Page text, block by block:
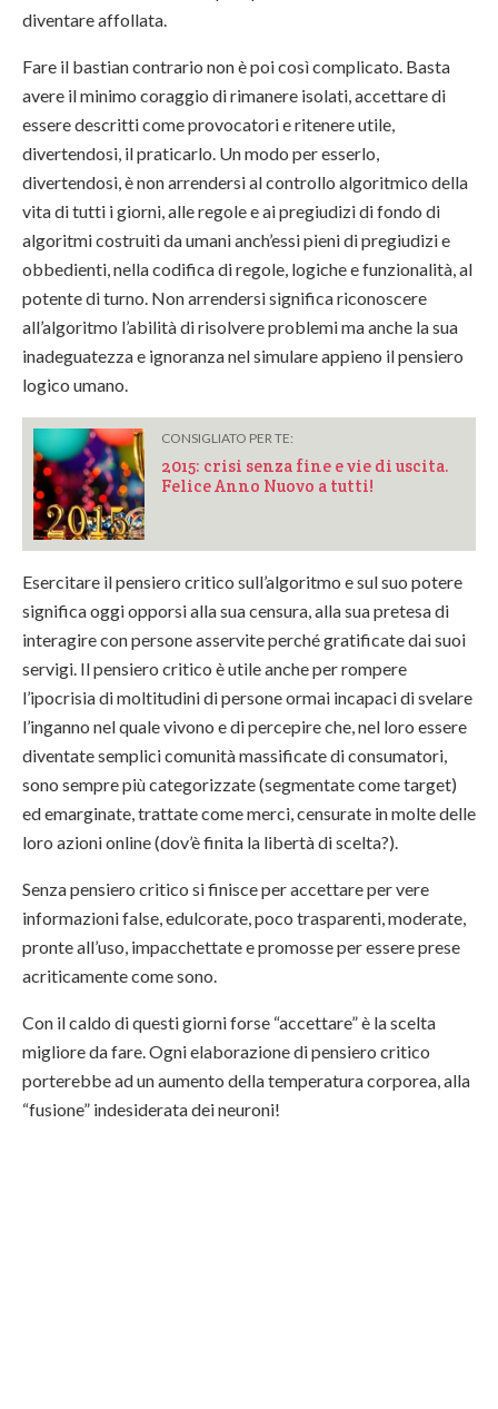
diventare affollata.
Fare il bastian contrario non è poi così complicato. Basta
avere il minimo coraggio di rimanere isolati, accettare di
essere descritti come provocatori e ritenere utile,
divertendosi, il praticarlo. Un modo per esserlo,
divertendosi, è non arrendersi al controllo algoritmico della
vita di tutti i giorni, alle regole e ai pregiudizi di fondo di
algoritmi costruiti da umani anch’essi pieni di pregiudizi e
obbedienti, nella codifica di regole, logiche e funzionalità, al
potente di turno. Non arrendersi significa riconoscere
all’algoritmo l’abilità di risolvere problemi ma anche la sua
inadeguatezza e ignoranza nel simulare appieno il pensiero
logico umano.
CONSIGLIATO PER TE:
2015: crisi senza fine e vie di uscita.
Felice Anno Nuovo a tutti!
Esercitare il pensiero critico sull’algoritmo e sul suo potere
significa oggi opporsi alla sua censura, alla sua pretesa di
interagire con persone asservite perché gratificate dai suoi
servigi. Il pensiero critico è utile anche per rompere
l’ipocrisia di moltitudini di persone ormai incapaci di svelare
l’inganno nel quale vivono e di percepire che, nel loro essere
diventate semplici comunità massificate di consumatori,
sono sempre più categorizzate (segmentate come target)
ed emarginate, trattate come merci, censurate in molte delle
loro azioni online (dov’è finita la libertà di scelta?).
Senza pensiero critico si finisce per accettare per vere
informazioni false, edulcorate, poco trasparenti, moderate,
pronte all’uso, impacchettate e promosse per essere prese
acriticamente come sono.
Con il caldo di questi giorni forse “accettare” è la scelta
migliore da fare. Ogni elaborazione di pensiero critico
porterebbe ad un aumento della temperatura corporea, alla
“fusione” indesiderata dei neuroni!